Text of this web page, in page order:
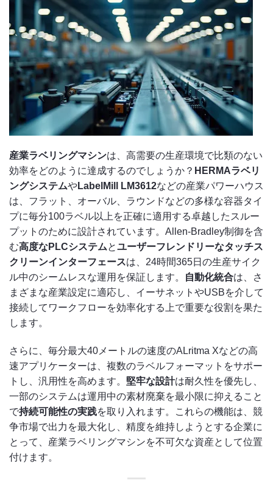
産業ラベリングマシンは、高需要の生産環境で比類のない
効率をどのように達成するのでしょうか？ HERMAラベリ
ングシステムやLabelMill LM3612などの産業パワーハウス
は、フラット、オーバル、ラウンドなどの多様な容器タイ
プに毎分100ラベル以上を正確に適用する卓越したスルー
プットのために設計されています。Allen-Bradley制御を含
む高度なPLCシステムとユーザーフレンドリーなタッチス
クリーンインターフェースは、24時間365日の生産サイク
ル中のシームレスな運用を保証します。
自動化統合は、さ
まざまな産業設定に適応し、イーサネットやUSBを介して
接続してワークフローを効率化する上で重要な役割を果た
します。
さらに、毎分最大40メートルの速度のALritma Xなどの高
速アプリケーターは、複数のラベルフォーマットをサポー
トし、汎用性を高めます。 堅牢な設計は耐久性を優先し、
一部のシステムは運用中の素材廃棄を最小限に抑えること
で持続可能性の実践を取り入れます。これらの機能は、競
争市場で出力を最大化し、精度を維持しようとする企業に
とって、産業ラベリングマシンを不可欠な資産として位置
付けます。